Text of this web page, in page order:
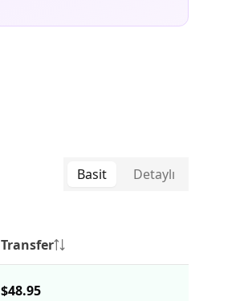
Basit Detaylı
Transfer
$48.95